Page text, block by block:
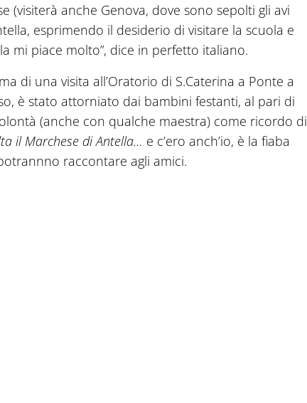
(visiterà anche Genova, dove sono sepolti gli avi
esprimendo il desiderio di visitare la scuola e
mi piace molto”, dice in perfetto italiano.
di una visita all’Oratorio di S.Caterina a Ponte a
è stato attorniato dai bambini festanti, al pari di
(anche con qualche maestra) come ricordo di
il Marchese di Antella… e c’ero anch’io, è la fiaba
raccontare agli amici.